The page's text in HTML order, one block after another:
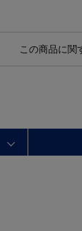
この商品に関